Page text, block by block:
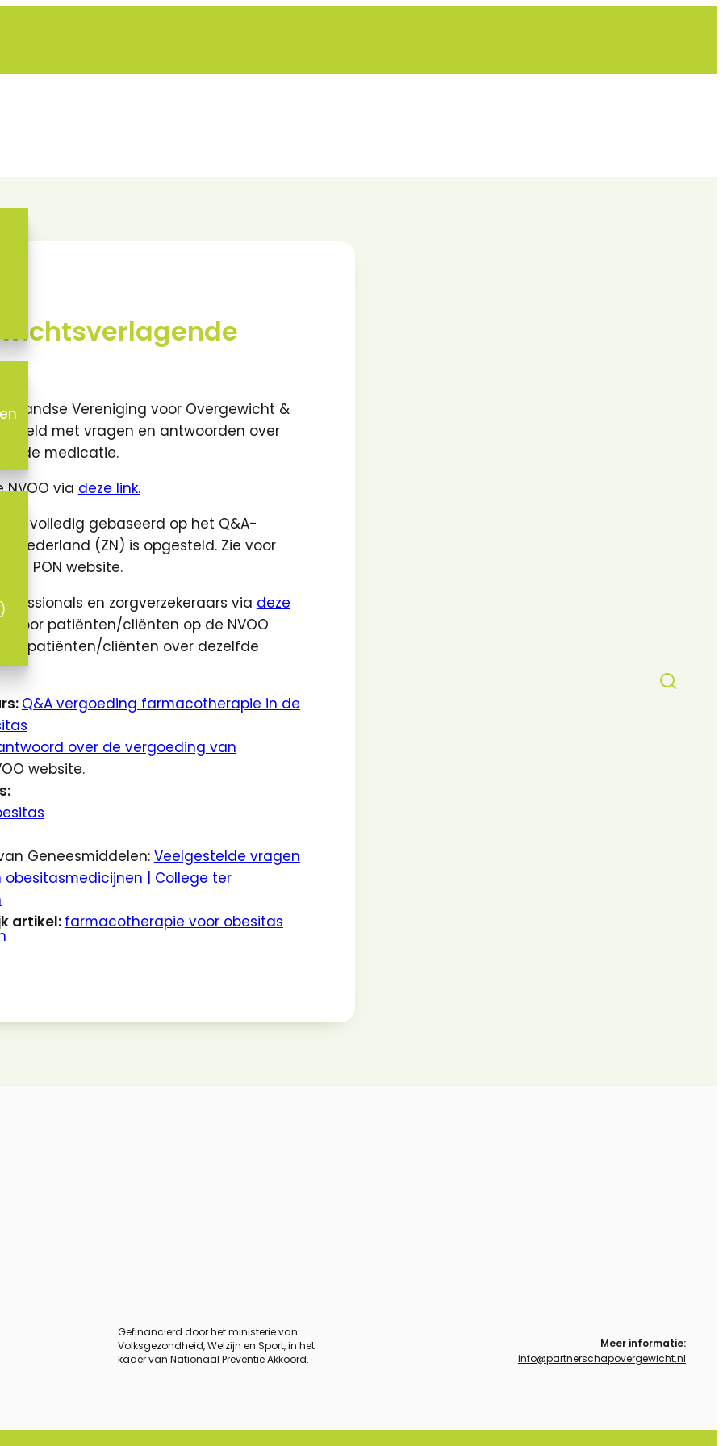
Vereniging voor Overgewicht &
met vragen en antwoorden over
medicatie.
via deze link.
en volledig gebaseerd op het Q&A-
Nederland (ZN) is opgesteld. Zie voor
de PON website.
en zorgverzekeraars via deze
patiënten/cliënten op de NVOO
de patiënten/cliënten over dezelfde
Q&A vergoeding farmacotherapie in de
over de vergoeding van
website.
Geneesmiddelen: Veelgestelde vragen
| College ter
artikel: farmacotherapie voor obesitas
Gefinancierd door het ministerie van
Volksgezondheid, Welzijn en Sport, in het
kader van Nationaal Preventie Akkoord.
Meer informatie:
info@partnerschapovergewicht.nl